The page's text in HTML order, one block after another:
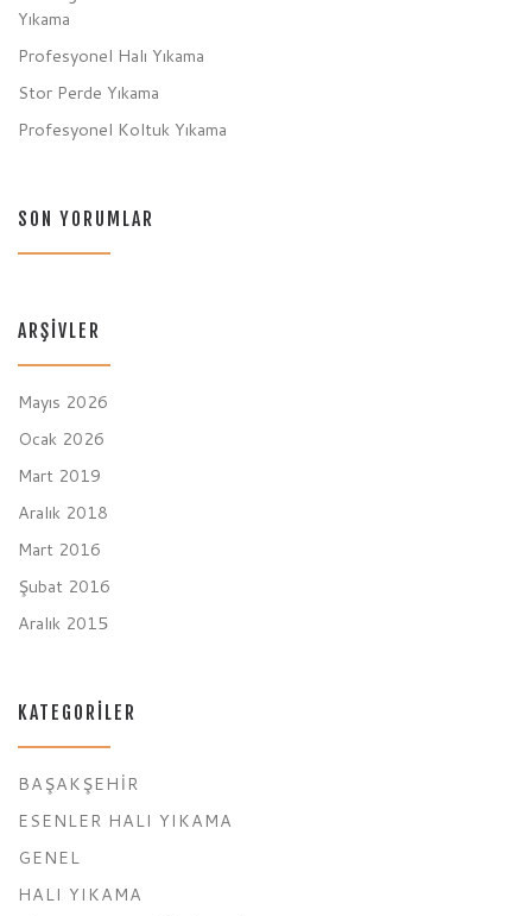
Yıkama
Profesyonel Halı Yıkama
Stor Perde Yıkama
Profesyonel Koltuk Yıkama
SON YORUMLAR
ARŞIVLER
Mayıs 2026
Ocak 2026
Mart 2019
Aralık 2018
Mart 2016
Şubat 2016
Aralık 2015
KATEGORILER
BAŞAKŞEHIR
ESENLER HALI YIKAMA
GENEL
HALI YIKAMA